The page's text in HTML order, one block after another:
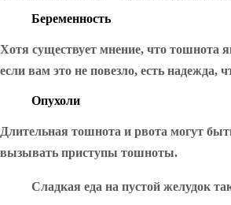
Беременность
Хотя существует мнение, что тошнота
если вам это не повезло, есть надежда,
Опухоли
Длительная тошнота и рвота могут
вызывать приступы тошноты.
Сладкая еда на пустой желудок